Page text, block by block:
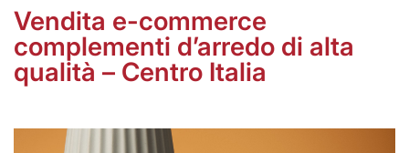
Vendita e-commerce
complementi d’arredo di alta
qualità – Centro Italia